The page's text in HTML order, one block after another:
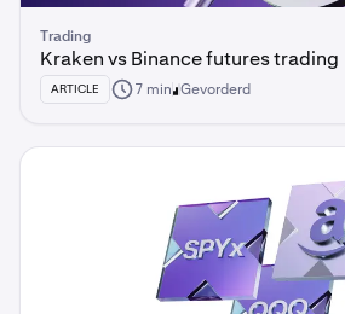
Trading
Kraken vs Binance futures trading
ARTICLE 7 min Gevorderd